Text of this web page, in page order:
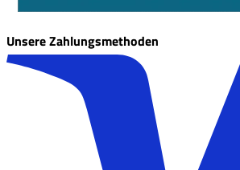
Unsere Zahlungsmethoden